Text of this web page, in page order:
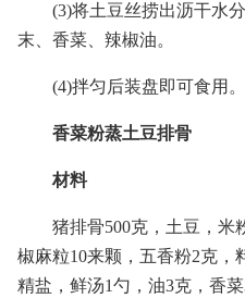
(3)将土豆丝捞出沥干水
末、香菜、辣椒油。
(4)拌匀后装盘即可食用。
香菜粉蒸土豆排骨
材料
猪排骨500克，土豆，米
椒麻粒10来颗，五香粉2克，
精盐，鲜汤1勺，油3克，香菜